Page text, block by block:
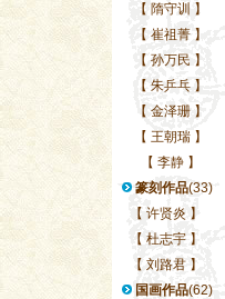
【 隋守训 】
【 崔祖菁】
【 孙万民 】
【 朱乒乓】
【 金泽珊】
【 王朝瑞】
【 李静】
篆刻作品(33)
【 许贤炎 】
【 杜志宇 】
【 刘路君 】
国画作品(62)